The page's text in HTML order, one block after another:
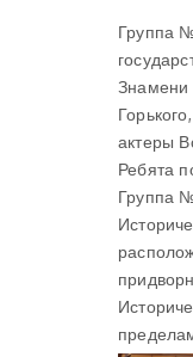
Группа
Знамени
актеры
Ребята
Группа